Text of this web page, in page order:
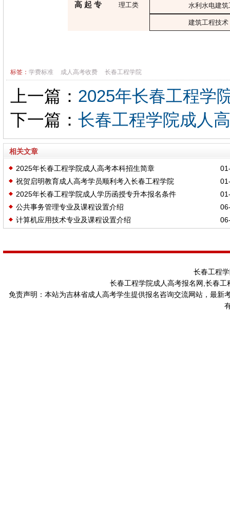
高 起 专 理工类 水利水电建筑
建筑工程技术
标签： 学费标准 成人高考收费 长春工程学院
上一篇： 2025年长春工程学
下一篇： 长春工程学院成人
相关文章
2025年长春工程学院成人高考本科招生简章
祝贺启明教育成人高考学员顺利考入长春工程学院
2025年长春工程学院成人学历函授专升本报名条件
公共事务管理专业及课程设置介绍
计算机应用技术专业及课程设置介绍
长春工程
长春工程学院成人高考报名网,长春
免责声明：本站为吉林省成人高考学生提供报名咨询交流网站，最